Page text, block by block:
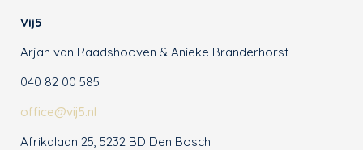
Vij5
Arjan van Raadshooven & Anieke Branderhorst
040 82 00 585
office@vij5.nl
Afrikalaan 25, 5232 BD Den Bosch